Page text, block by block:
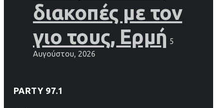
διακοπές με τον
γιο τους, Ερμή 5
Αυγούστου, 2026
PARTY 97.1